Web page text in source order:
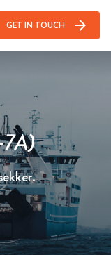
GET IN TOUCH arrow_forward